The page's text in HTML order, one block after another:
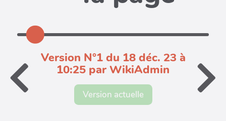
Version N°1 du 18 déc. 23 à
10:25 par WikiAdmin
Version actuelle